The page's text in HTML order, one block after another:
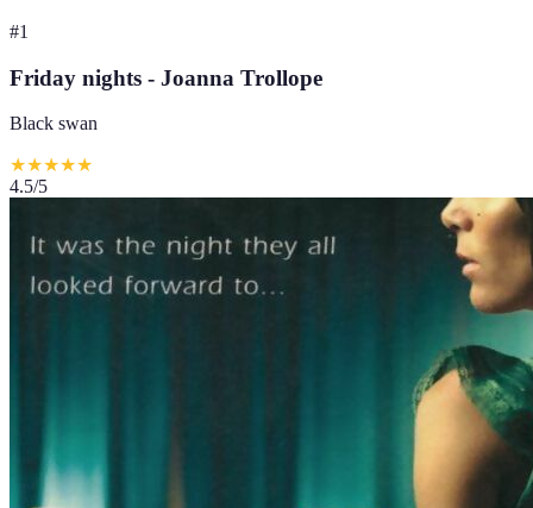
#1
Friday nights - Joanna Trollope
Black swan
★★★★★
4.5/5